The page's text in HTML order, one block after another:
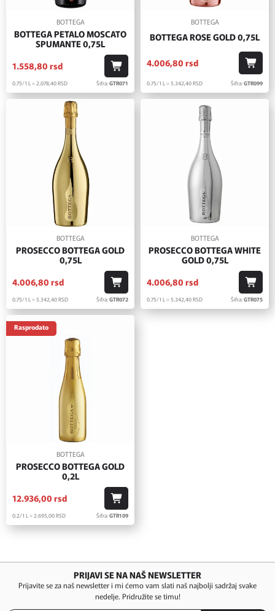
BOTTEGA
BOTTEGA PETALO MOSCATO
SPUMANTE 0,75L
1.558,80 rsd
0.75/1 L = 2.078,40RSD Šifra:GTR071
BOTTEGA
BOTTEGA ROSE GOLD 0,75L
4.006,80 rsd
0.75/1 L = 5.342,40RSD Šifra:GTR099
BOTTEGA
PROSECCO BOTTEGA GOLD
0,75L
4.006,80 rsd
0.75/1 L = 5.342,40RSD Šifra:GTR072
BOTTEGA
PROSECCO BOTTEGA WHITE
GOLD 0,75L
4.006,80 rsd
0.75/1 L = 5.342,40RSD Šifra:GTR075
Rasprodato
BOTTEGA
PROSECCO BOTTEGA GOLD
0,2L
12.936,00 rsd
0.2/1 L = 2.695,00RSD Šifra:GTR109
PRIJAVI SE NA NAŠ NEWSLETTER
Prijavite se za naš newsletter i mi ćemo vam slati naš najbolji sadržaj svake
nedelje. Pridružite se timu!